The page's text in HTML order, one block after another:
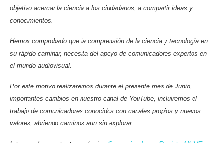
objetivo acercar la ciencia a los ciudadanos, a compartir ideas y
conocimientos.
Hemos comprobado que la comprensión de la ciencia y tecnología en
su rápido caminar, necesita del apoyo de comunicadores expertos en
el mundo audiovisual.
Por este motivo realizaremos durante el presente mes de Junio,
importantes cambios en nuestro canal de YouTube, incluiremos el
trabajo de comunicadores conocidos con canales propios y nuevos
valores, abriendo caminos aun sin explorar.